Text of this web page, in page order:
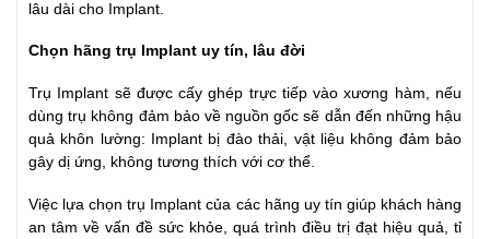
lâu dài cho Implant.
Chọn hãng trụ Implant uy tín, lâu đời
Trụ Implant sẽ được cấy ghép trực tiếp vào xương hàm, nếu
dùng trụ không đảm bảo về nguồn gốc sẽ dẫn đến những hậu
quả khôn lường: Implant bị đào thải, vật liệu không đảm bảo
gây dị ứng, không tương thích với cơ thể.
Việc lựa chọn trụ Implant của các hãng uy tín giúp khách hàng
an tâm về vấn đề sức khỏe, quá trình điều trị đạt hiệu quả, tỉ